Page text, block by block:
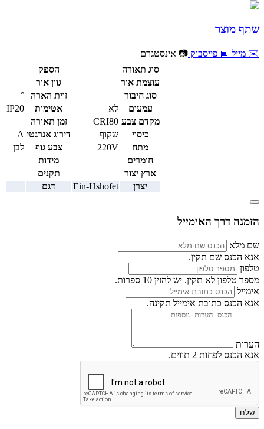
שתף מוצר
✉️ מייל 📘 פייסבוק 📷 אינסטגרם
סוג תאורה
הספק
עוצמת אור
גוון אור
סוג חיבור
זוית הארה
°
עמעום
לא אטימות
IP20
מקדם צבע CRI80
זמן תאורה
כיסוי
שקוף דירוג אנרגטי A
מתח
220V צבע גוף
לבן
חומרים
מידות
ארץ יצור
תקנים
יצרן
Ein-Hshofet דגם
הזמנה דרך האימייל
שם מלא
אנא הכנס שם תקין.
טלפון
מספר טלפון לא תקין. יש להזין 10 ספרות.
אימייל
אנא הכנס כתובת אימייל תקינה.
הערות
אנא הכנס לפחות 2 תווים.
שלח